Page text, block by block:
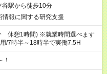
谷駅から徒歩10分
情報に関する研究支援
休憩1時間) ※就業時間選べます
7時半～18時半で実働7.5H